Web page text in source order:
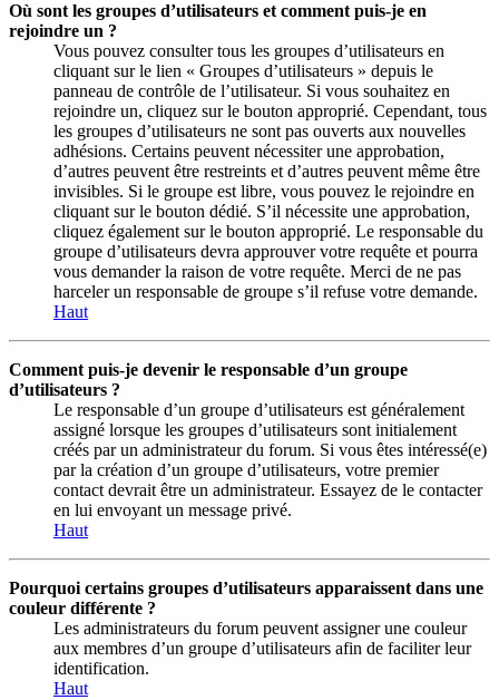
Où sont les groupes d’utilisateurs et comment puis-je en
rejoindre un ?
Vous pouvez consulter tous les groupes d’utilisateurs en
cliquant sur le lien « Groupes d’utilisateurs » depuis le
panneau de contrôle de l’utilisateur. Si vous souhaitez en
rejoindre un, cliquez sur le bouton approprié. Cependant, tous
les groupes d’utilisateurs ne sont pas ouverts aux nouvelles
adhésions. Certains peuvent nécessiter une approbation,
d’autres peuvent être restreints et d’autres peuvent même être
invisibles. Si le groupe est libre, vous pouvez le rejoindre en
cliquant sur le bouton dédié. S’il nécessite une approbation,
cliquez également sur le bouton approprié. Le responsable du
groupe d’utilisateurs devra approuver votre requête et pourra
vous demander la raison de votre requête. Merci de ne pas
harceler un responsable de groupe s’il refuse votre demande.
Haut
Comment puis-je devenir le responsable d’un groupe
d’utilisateurs ?
Le responsable d’un groupe d’utilisateurs est généralement
assigné lorsque les groupes d’utilisateurs sont initialement
créés par un administrateur du forum. Si vous êtes intéressé(e)
par la création d’un groupe d’utilisateurs, votre premier
contact devrait être un administrateur. Essayez de le contacter
en lui envoyant un message privé.
Haut
Pourquoi certains groupes d’utilisateurs apparaissent dans une
couleur différente ?
Les administrateurs du forum peuvent assigner une couleur
aux membres d’un groupe d’utilisateurs afin de faciliter leur
identification.
Haut